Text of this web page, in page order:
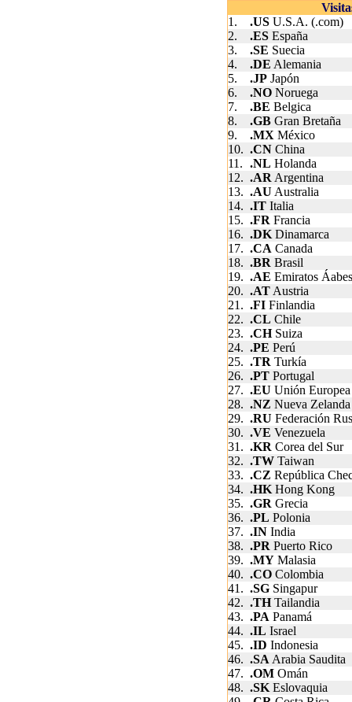
1.
.US U.S.A. (.com)
2.
.ES España
3.
.SE Suecia
4.
.DE Alemania
5.
.JP Japón
6.
.NO Noruega
7.
.BE Belgica
8.
.GB Gran Bretaña
9.
.MX México
10. .CN China
11. .NL Holanda
12. .AR Argentina
13. .AU Australia
14. .IT Italia
15. .FR Francia
16. .DK Dinamarca
17. .CA Canada
18. .BR Brasil
19. .AE Emiratos
20. .AT Austria
21. .FI Finlandia
22. .CL Chile
23. .CHSuiza
24. .PE Perú
25. .TR Turkía
26. .PT Portugal
27. .EU Unión Europea
28. .NZ Nueva Zelanda
29. .RU Federación
30. .VE Venezuela
31. .KR Corea del Sur
32. .TW Taiwan
33. .CZ República
34. .HK Hong Kong
35. .GR Grecia
36. .PL Polonia
37. .IN India
38. .PR Puerto Rico
39. .MY Malasia
40. .CO Colombia
41. .SG Singapur
42. .THTailandia
43. .PA Panamá
44. .IL Israel
45. .ID Indonesia
46. .SA Arabia Saudita
47. .OM Omán
48. .SK Eslovaquia